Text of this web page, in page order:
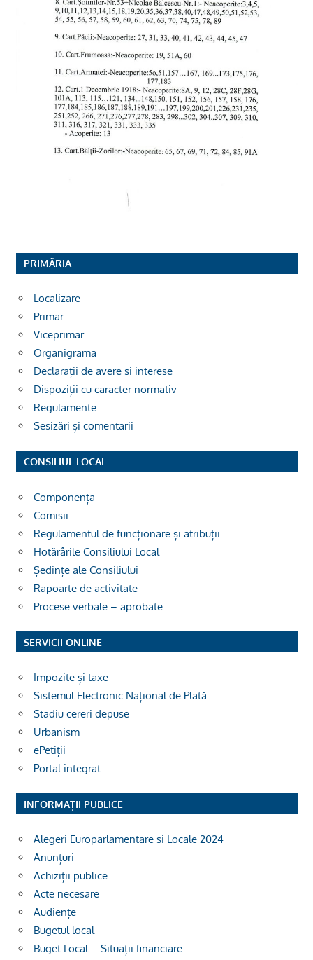
PRIMĂRIA
Localizare
Primar
Viceprimar
Organigrama
Declarații de avere si interese
Dispoziții cu caracter normativ
Regulamente
Sesizări și comentarii
CONSILIUL LOCAL
Componența
Comisii
Regulamentul de funcționare și atribuții
Hotărârile Consiliului Local
Ședințe ale Consiliului
Rapoarte de activitate
Procese verbale – aprobate
SERVICII ONLINE
Impozite și taxe
Sistemul Electronic Național de Plată
Stadiu cereri depuse
Urbanism
ePetiții
Portal integrat
INFORMAȚII PUBLICE
Alegeri Europarlamentare si Locale 2024
Anunțuri
Achiziții publice
Acte necesare
Audiențe
Bugetul local
Buget Local – Situații financiare